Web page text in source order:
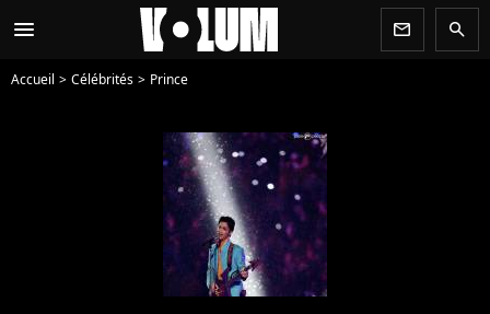
menu newsletter search
Accueil Célébrités Prince